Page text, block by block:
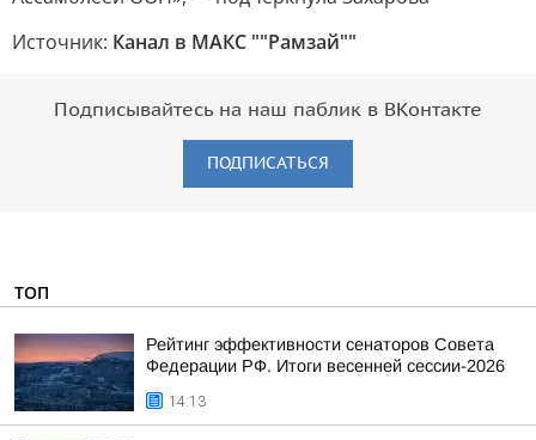
Источник: Канал в МАКС ""Рамзай""
Подписывайтесь на наш паблик в ВКонтакте
ПОДПИСАТЬСЯ
ТОП
Рейтинг эффективности сенаторов Совета
Федерации РФ. Итоги весенней сессии-2026
14:13